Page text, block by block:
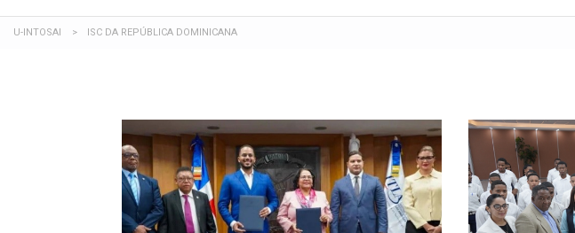
U-INTOSAI > ISC DA REPÚBLICA DOMINICANA